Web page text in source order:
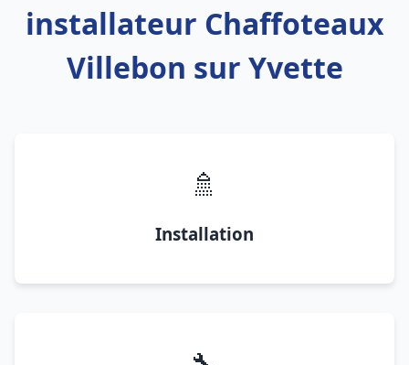
installateur Chaffoteaux
Villebon sur Yvette
🚿
Installation